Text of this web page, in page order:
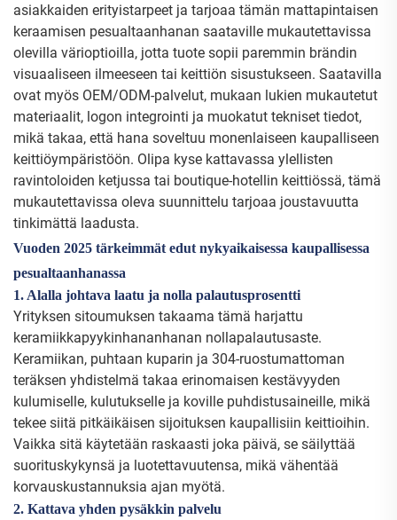
asiakkaiden erityistarpeet ja tarjoaa tämän mattapintaisen
keraamisen pesualtaanhanan saataville mukautettavissa
olevilla värioptioilla, jotta tuote sopii paremmin brändin
visuaaliseen ilmeeseen tai keittiön sisustukseen. Saatavilla
ovat myös OEM/ODM-palvelut, mukaan lukien mukautetut
materiaalit, logon integrointi ja muokatut tekniset tiedot,
mikä takaa, että hana soveltuu monenlaiseen kaupalliseen
keittiöympäristöön. Olipa kyse kattavassa ylellisten
ravintoloiden ketjussa tai boutique-hotellin keittiössä, tämä
mukautettavissa oleva suunnittelu tarjoaa joustavuutta
tinkimättä laadusta.
Vuoden 2025 tärkeimmät edut nykyaikaisessa kaupallisessa
pesualtaanhanassa
1. Alalla johtava laatu ja nolla palautusprosentti
Yrityksen sitoumuksen takaama tämä harjattu
keramiikkapyykinhananhanan nollapalautusaste.
Keramiikan, puhtaan kuparin ja 304-ruostumattoman
teräksen yhdistelmä takaa erinomaisen kestävyyden
kulumiselle, kulutukselle ja koville puhdistusaineille, mikä
tekee siitä pitkäikäisen sijoituksen kaupallisiin keittioihin.
Vaikka sitä käytetään raskaasti joka päivä, se säilyttää
suorituskykynsä ja luotettavuutensa, mikä vähentää
korvauskustannuksia ajan myötä.
2. Kattava yhden pysäkkin palvelu